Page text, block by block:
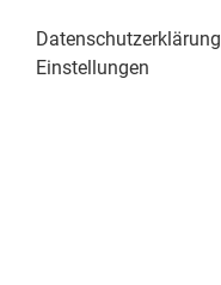
Datenschutzerklärung
Einstellungen